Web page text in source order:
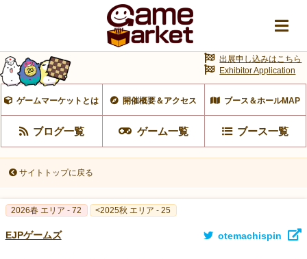
ゲームマーケットとは 開催概要＆アクセス ブース＆ホールMAP
ブログ一覧 ゲーム一覧 ブース一覧
出展申し込みはこちら
Exhibitor Application
サイトトップに戻る
2026春 エリア - 72 <2025秋 エリア - 25
EJPゲームズ otemachispin